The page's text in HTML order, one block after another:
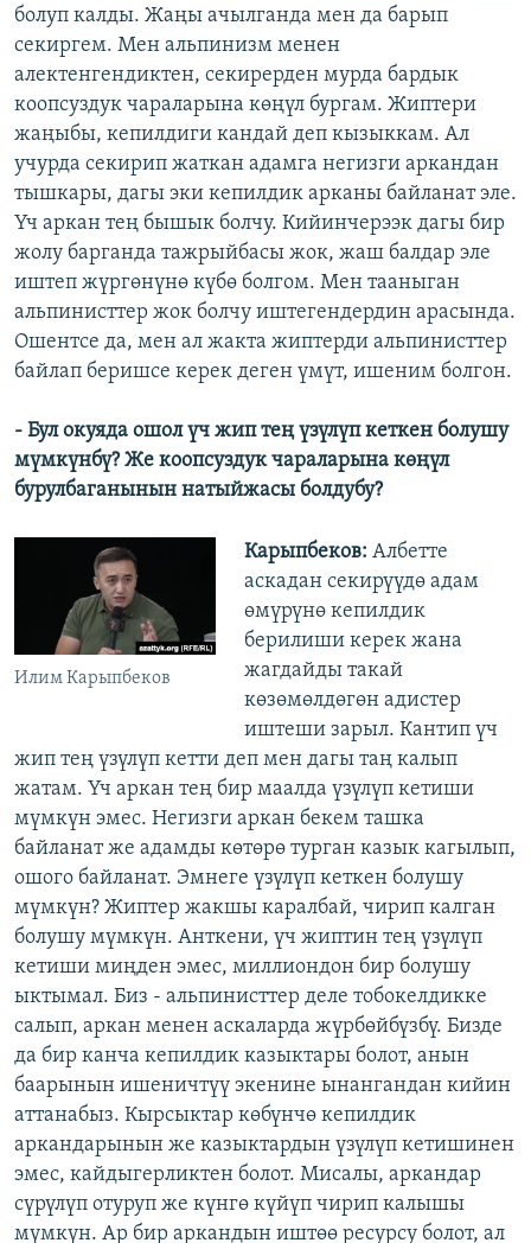
болуп калды. Жаңы ачылганда мен да барып
секиргем. Мен альпинизм менен
алектенгендиктен, секирерден мурда бардык
коопсуздук чараларына көңүл бургам. Жиптери
жаңыбы, кепилдиги кандай деп кызыккам. Ал
учурда секирип жаткан адамга негизги аркандан
тышкары, дагы эки кепилдик арканы байланат эле.
Үч аркан тең бышык болчу. Кийинчерээк дагы бир
жолу барганда тажрыйбасы жок, жаш балдар эле
иштеп жүргөнүнө күбө болгом. Мен тааныган
альпинисттер жок болчу иштегендердин арасында.
Ошентсе да, мен ал жакта жиптерди альпинисттер
байлап беришсе керек деген үмүт, ишеним болгон.
- Бул окуяда ошол үч жип тең үзүлүп кеткен болушу
мүмкүнбү? Же коопсуздук чараларына көңүл
бурулбаганынын натыйжасы болдубу?
Илим Карыпбеков
Карыпбеков: Албетте
аскадан секирүүдө адам
өмүрүнө кепилдик
берилиши керек жана
жагдайды такай
көзөмөлдөгөн адистер
иштеши зарыл. Кантип үч
жип тең үзүлүп кетти деп мен дагы таң калып
жатам. Үч аркан тең бир маалда үзүлүп кетиши
мүмкүн эмес. Негизги аркан бекем ташка
байланат же адамды көтөрө турган казык кагылып,
ошого байланат. Эмнеге үзүлүп кеткен болушу
мүмкүн? Жиптер жакшы каралбай, чирип калган
болушу мүмкүн. Анткени, үч жиптин тең үзүлүп
кетиши миңден эмес, миллиондон бир болушу
ыктымал. Биз - альпинисттер деле тобокелдикке
салып, аркан менен аскаларда жүрбөйбүзбү. Бизде
да бир канча кепилдик казыктары болот, анын
баарынын ишеничтүү экенине ынангандан кийин
аттанабыз. Кырсыктар көбүнчө кепилдик
аркандарынын же казыктардын үзүлүп кетишинен
эмес, кайдыгерликтен болот. Мисалы, аркандар
сүрүлүп отуруп же күнгө күйүп чирип калышы
мүмкүн. Ар бир аркандын иштөө ресурсу болот, ал